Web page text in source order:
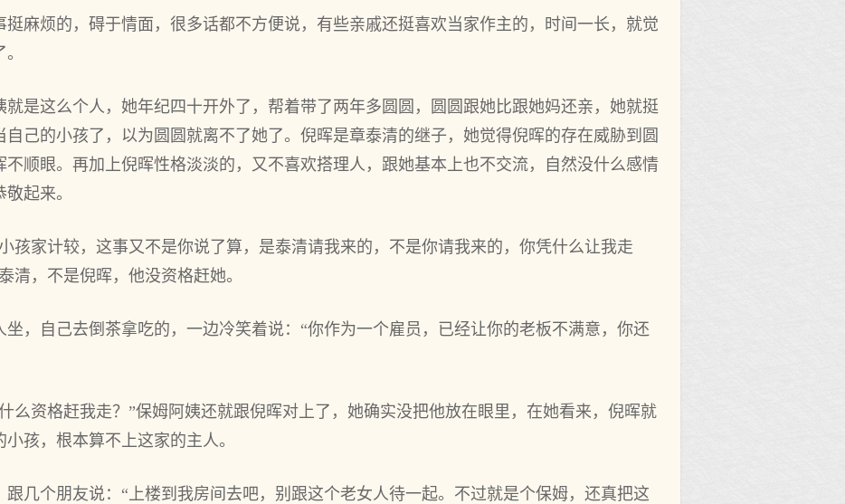
挺麻烦的，碍于情面，很多话都不方便说，有些亲戚还挺喜欢当家作主的，时间一长，就觉
就是这么个人，她年纪四十开外了，帮着带了两年多圆圆，圆圆跟她比跟她妈还亲，她就挺
己的小孩了，以为圆圆就离不了她了。倪晖是章泰清的继子，她觉得倪晖的存在威胁到圆
不顺眼。再加上倪晖性格淡淡的，又不喜欢搭理人，跟她基本上也不交流，自然没什么感情
起来。
孩家计较，这事又不是你说了算，是泰清请我来的，不是你请我来的，你凭什么让我走
清，不是倪晖，他没资格赶她。
坐，自己去倒茶拿吃的，一边冷笑着说：“你作为一个雇员，已经让你的老板不满意，你还
么资格赶我走？”保姆阿姨还就跟倪晖对上了，她确实没把他放在眼里，在她看来，倪晖就
孩，根本算不上这家的主人。
几个朋友说：“上楼到我房间去吧，别跟这个老女人待一起。不过就是个保姆，还真把这